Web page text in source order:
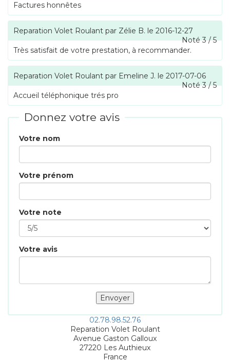
Factures honnêtes
Reparation Volet Roulant par Zélie B. le 2016-12-27
Noté3/5
Très satisfait de votre prestation, à recommander.
Reparation Volet Roulant par Emeline J. le 2017-07-06
Noté3/5
Accueil téléphonique trés pro
Donnez votre avis
Votre nom
Votre prénom
Votre note
Votre avis
02.78.98.52.76
Reparation Volet Roulant
Avenue Gaston Galloux
27220 Les Authieux
France